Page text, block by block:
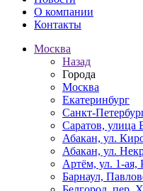
О компании
Контакты
Москва
Назад
Города
Москва
Екатеринбург
Санкт-
Саратов, улица
Абакан, ул.
Абакан, ул.
Артём, ул. 1-ая,
Барнаул,